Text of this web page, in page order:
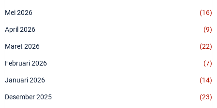
Mei 2026 (16)
April 2026 (9)
Maret 2026 (22)
Februari 2026 (7)
Januari 2026 (14)
Desember 2025 (23)